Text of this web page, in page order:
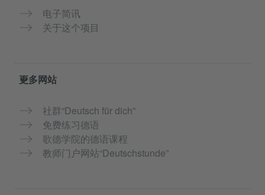
电子简讯
关于这个项目
更多网站
社群“Deutsch für dich”
免费练习德语
歌德学院的德语课程
教师门户网站“Deutschstunde”